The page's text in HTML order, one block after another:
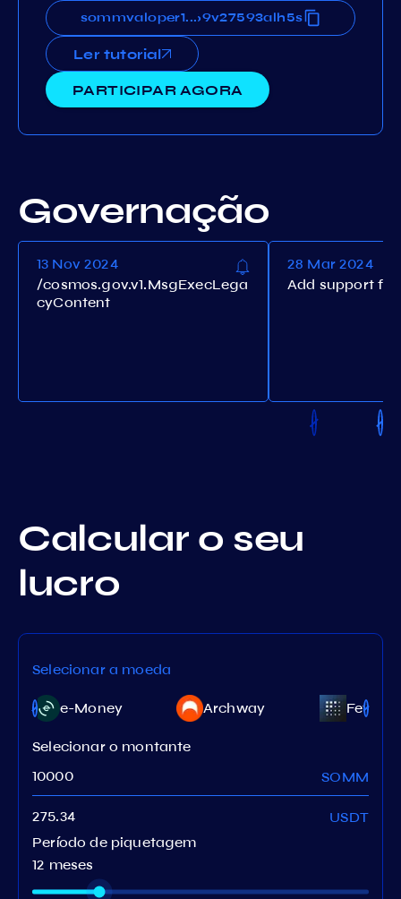
...
Ler tutorial
PARTICIPAR AGORA
Governação
13 Nov 2024
/cosmos.gov.v1.MsgExecLega
cyContent
28 Mar 2024
Add support
Calcular o seu
lucro
Selecionar a moeda
e-Money Archway
Selecionar o montante
SOMM
USDT
Período de piquetagem
12 meses